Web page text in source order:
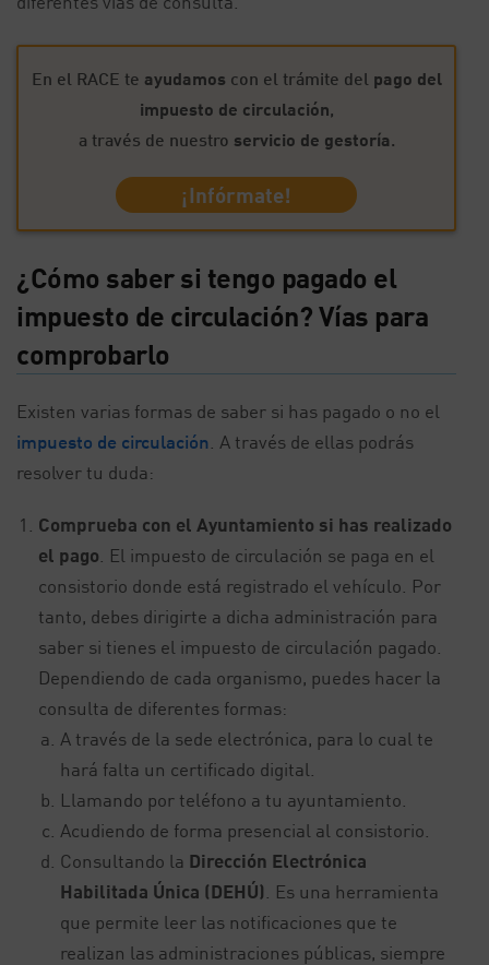
En el RACE te ayudamos con el trámite del pago del
impuesto de circulación,
a través de nuestro servicio de gestoría.
¡Infórmate!
¿Cómo saber si tengo pagado el
impuesto de circulación? Vías para
comprobarlo
Existen varias formas de saber si has pagado o no el
impuesto de circulación . A través de ellas podrás
resolver tu duda:
Comprueba con el Ayuntamiento si has realizado
el pago . El impuesto de circulación se paga en el
consistorio donde está registrado el vehículo. Por
tanto, debes dirigirte a dicha administración para
saber si tienes el impuesto de circulación pagado.
Dependiendo de cada organismo, puedes hacer la
consulta de diferentes formas:
A través de la sede electrónica, para lo cual te
hará falta un certificado digital.
Llamando por teléfono a tu ayuntamiento.
Acudiendo de forma presencial al consistorio.
Consultando la Dirección Electrónica
Habilitada Única (DEHÚ) . Es una herramienta
que permite leer las notificaciones que te
realizan las administraciones públicas, siempre